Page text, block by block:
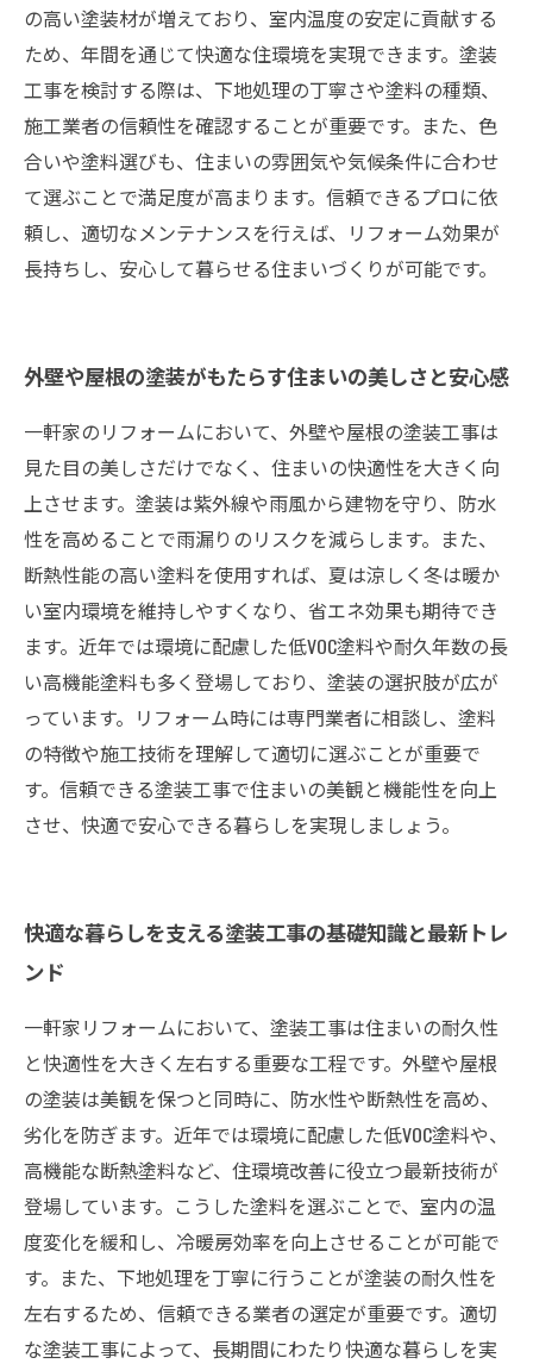
の高い塗装材が増えており、室内温度の安定に貢献する
ため、年間を通じて快適な住環境を実現できます。塗装
工事を検討する際は、下地処理の丁寧さや塗料の種類、
施工業者の信頼性を確認することが重要です。また、色
合いや塗料選びも、住まいの雰囲気や気候条件に合わせ
て選ぶことで満足度が高まります。信頼できるプロに依
頼し、適切なメンテナンスを行えば、リフォーム効果が
長持ちし、安心して暮らせる住まいづくりが可能です。
外壁や屋根の塗装がもたらす住まいの美しさと安心感
一軒家のリフォームにおいて、外壁や屋根の塗装工事は
見た目の美しさだけでなく、住まいの快適性を大きく向
上させます。塗装は紫外線や雨風から建物を守り、防水
性を高めることで雨漏りのリスクを減らします。また、
断熱性能の高い塗料を使用すれば、夏は涼しく冬は暖か
い室内環境を維持しやすくなり、省エネ効果も期待でき
ます。近年では環境に配慮した低VOC塗料や耐久年数の長
い高機能塗料も多く登場しており、塗装の選択肢が広が
っています。リフォーム時には専門業者に相談し、塗料
の特徴や施工技術を理解して適切に選ぶことが重要で
す。信頼できる塗装工事で住まいの美観と機能性を向上
させ、快適で安心できる暮らしを実現しましょう。
快適な暮らしを支える塗装工事の基礎知識と最新トレ
ンド
一軒家リフォームにおいて、塗装工事は住まいの耐久性
と快適性を大きく左右する重要な工程です。外壁や屋根
の塗装は美観を保つと同時に、防水性や断熱性を高め、
劣化を防ぎます。近年では環境に配慮した低VOC塗料や、
高機能な断熱塗料など、住環境改善に役立つ最新技術が
登場しています。こうした塗料を選ぶことで、室内の温
度変化を緩和し、冷暖房効率を向上させることが可能で
す。また、下地処理を丁寧に行うことが塗装の耐久性を
左右するため、信頼できる業者の選定が重要です。適切
な塗装工事によって、長期間にわたり快適な暮らしを実